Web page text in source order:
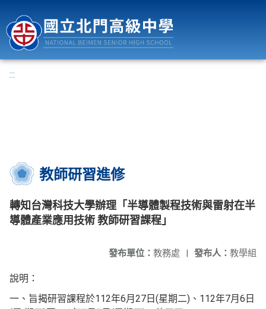
:::
教師研習進修
轉知台灣科技大學辦理「半導體製程技術與雷射在半
導體產業應用技術 教師研習課程」
發布人： 教學組
發布單位： 教務處 |
說明：
一、旨揭研習課程於112年6月27日(星期二)、112年7月6日